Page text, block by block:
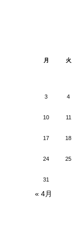
月
火
3 4
10 11
17 18
24 25
31
« 4月